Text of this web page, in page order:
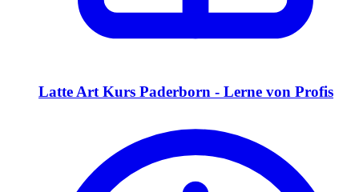
Latte Art Kurs Paderborn - Lerne von Profis